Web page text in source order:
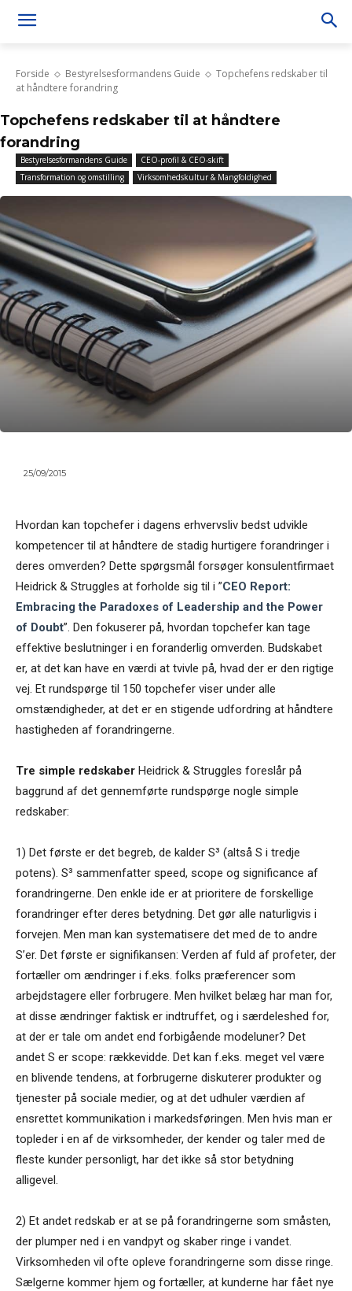
Forside Bestyrelsesformandens Guide
Topchefens redskaber til
at håndtere forandring
Topchefens redskaber til at håndtere
forandring
Bestyrelsesformandens Guide
CEO-profil & CEO-skift
Transformation og omstilling
Virksomhedskultur & Mangfoldighed
25/09/2015
Hvordan kan topchefer i dagens erhvervsliv bedst udvikle
kompetencer til at håndtere de stadig hurtigere forandringer i
deres omverden? Dette spørgsmål forsøger konsulentfirmaet
Heidrick & Struggles at forholde sig til i ”CEO Report:
Embracing the Paradoxes of Leadership and the Power
of Doubt”. Den fokuserer på, hvordan topchefer kan tage
effektive beslutninger i en foranderlig omverden. Budskabet
er, at det kan have en værdi at tvivle på, hvad der er den rigtige
vej. Et rundspørge til 150 topchefer viser under alle
omstændigheder, at det er en stigende udfordring at håndtere
hastigheden af forandringerne.
Tre simple redskaber Heidrick & Struggles foreslår på
baggrund af det gennemførte rundspørge nogle simple
redskaber:
1) Det første er det begreb, de kalder S³ (altså S i tredje
potens). S³ sammenfatter speed, scope og significance af
forandringerne. Den enkle ide er at prioritere de forskellige
forandringer efter deres betydning. Det gør alle naturligvis i
forvejen. Men man kan systematisere det med de to andre
S’er. Det første er signifikansen: Verden af fuld af profeter, der
fortæller om ændringer i f.eks. folks præferencer som
arbejdstagere eller forbrugere. Men hvilket belæg har man for,
at disse ændringer faktisk er indtruffet, og i særdeleshed for,
at der er tale om andet end forbigående modeluner? Det
andet S er scope: rækkevidde. Det kan f.eks. meget vel være
en blivende tendens, at forbrugerne diskuterer produkter og
tjenester på sociale medier, og at det udhuler værdien af
ensrettet kommunikation i markedsføringen. Men hvis man er
topleder i en af de virksomheder, der kender og taler med de
fleste kunder personligt, har det ikke så stor betydning
alligevel.
2) Et andet redskab er at se på forandringerne som småsten,
der plumper ned i en vandpyt og skaber ringe i vandet.
Virksomheden vil ofte opleve forandringerne som disse ringe.
Sælgerne kommer hjem og fortæller, at kunderne har fået nye